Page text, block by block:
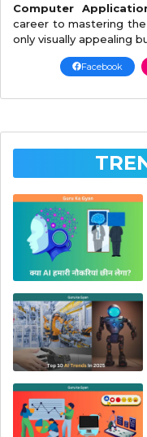
Computer
career to mastering
only visually appealing
Facebook